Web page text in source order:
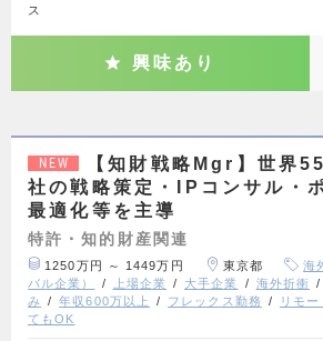
ス
興味あり
NEW
【知財戦略Mgr】世界
社の戦略策定・IPコンサル・
最適化等を主導
特許・知的財産関連
1250万円 ～ 1449万円 東京都
海
バル企業）
上場企業 大手企業 海外折衝
み
年収600万以上 フレックス勤務 リモ
てもOK